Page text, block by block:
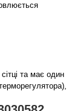
та має один